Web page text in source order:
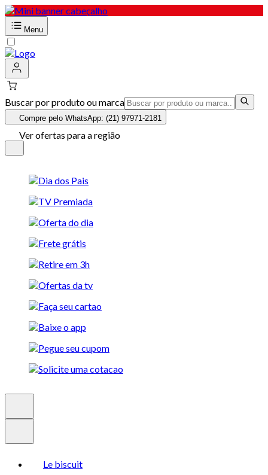
Menu
Buscar por produto ou marca
Compre pelo WhatsApp: (21) 97971-2181
Ver ofertas para a região
Le biscuit